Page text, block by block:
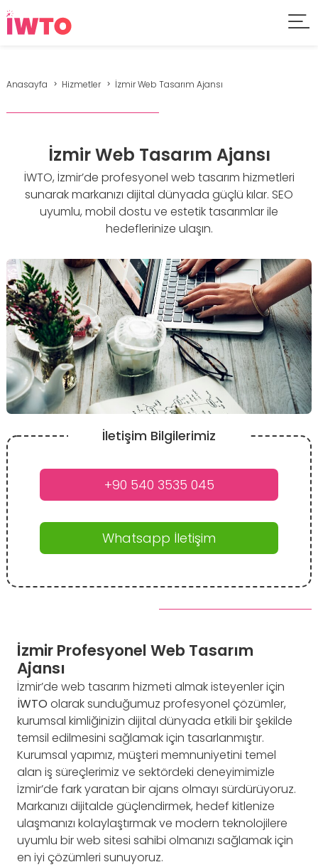
Anasayfa Hizmetler İzmir Web Tasarım Ajansı
İzmir Web Tasarım Ajansı
İWTO, İzmir’de profesyonel web tasarım hizmetleri
sunarak markanızı dijital dünyada güçlü kılar. SEO
uyumlu, mobil dostu ve estetik tasarımlar ile
hedeflerinize ulaşın.
İletişim Bilgilerimiz
+90 540 3535 045
Whatsapp İletişim
İzmir Profesyonel Web Tasarım
Ajansı
İzmir’de web tasarım hizmeti almak isteyenler için
İWTO olarak sunduğumuz profesyonel çözümler,
kurumsal kimliğinizin dijital dünyada etkili bir şekilde
temsil edilmesini sağlamak için tasarlanmıştır.
Kurumsal yapımız, müşteri memnuniyetini temel
alan iş süreçlerimiz ve sektördeki deneyimimizle
İzmir’de fark yaratan bir ajans olmayı sürdürüyoruz.
Markanızı dijitalde güçlendirmek, hedef kitlenize
ulaşmanızı kolaylaştırmak ve modern teknolojilere
uyumlu bir web sitesi sahibi olmanızı sağlamak için
en iyi çözümleri sunuyoruz.